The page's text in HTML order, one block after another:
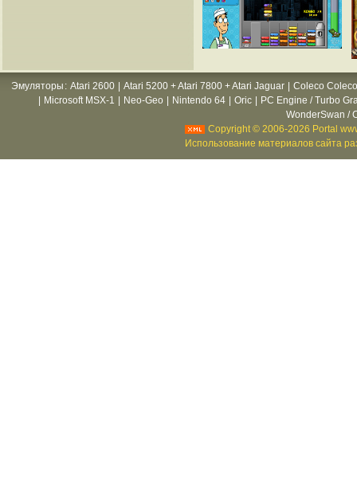
Эмуляторы : Atari 2600 Atari 5200 + Atari 7800 + Atari Jaguar
Coleco
Microsoft MSX-1 Neo-Geo Nintendo 64 Oric
PC Engine / Turbo
WonderSwan /
Copyright © 2006-2026 Portal
Использование материалов сайта